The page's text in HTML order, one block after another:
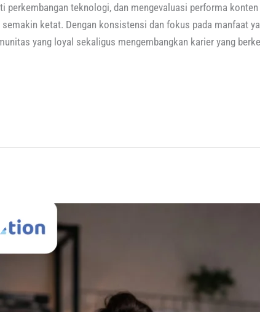
perkembangan teknologi, dan mengevaluasi performa
semakin ketat. Dengan konsistensi dan fokus pada manfaat
yang loyal sekaligus mengembangkan karier yang